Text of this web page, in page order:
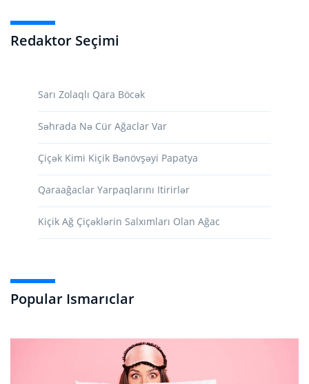
Redaktor Seçimi
Sarı Zolaqlı Qara Böcək
Səhrada Nə Cür Ağaclar Var
Çiçək Kimi Kiçik Bənövşəyi Papatya
Qaraağaclar Yarpaqlarını Itirirlər
Kiçik Ağ Çiçəklərin Salxımları Olan Ağac
Popular Ismarıclar